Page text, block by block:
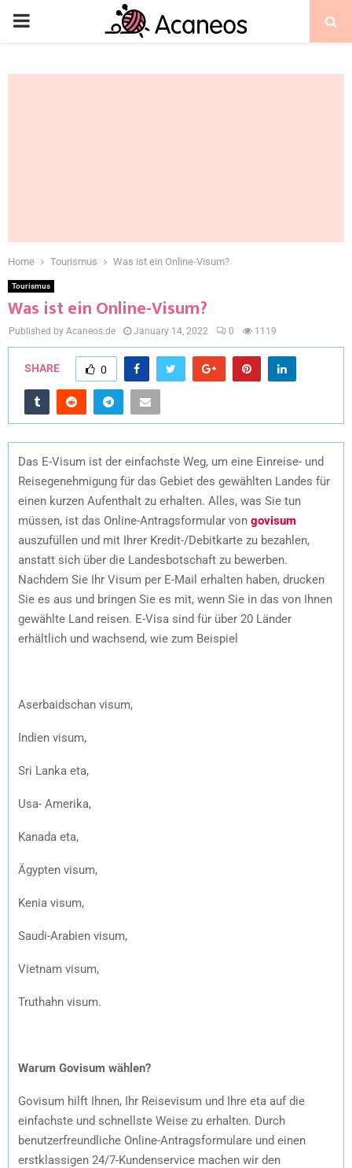
Home Tourismus Was ist ein Online-Visum?
Tourismus
Was ist ein Online-Visum?
Published by Acaneos.de January 14, 2022 0 1119
SHARE 0
Das E-Visum ist der einfachste Weg, um eine Einreise- und
Reisegenehmigung für das Gebiet des gewählten Landes für
einen kurzen Aufenthalt zu erhalten. Alles, was Sie tun
müssen, ist das Online-Antragsformular von govisum
auszufüllen und mit Ihrer Kredit-/Debitkarte zu bezahlen,
anstatt sich über die Landesbotschaft zu bewerben.
Nachdem Sie Ihr Visum per E-Mail erhalten haben, drucken
Sie es aus und bringen Sie es mit, wenn Sie in das von Ihnen
gewählte Land reisen. E-Visa sind für über 20 Länder
erhältlich und wachsend, wie zum Beispiel
Aserbaidschan visum,
Indien visum,
Sri Lanka eta,
Usa- Amerika,
Kanada eta,
Ägypten visum,
Kenia visum,
Saudi-Arabien visum,
Vietnam visum,
Truthahn visum.
Warum Govisum wählen?
Govisum hilft Ihnen, Ihr Reisevisum und Ihre eta auf die
einfachste und schnellste Weise zu erhalten. Durch
benutzerfreundliche Online-Antragsformulare und einen
erstklassigen 24/7-Kundenservice machen wir den